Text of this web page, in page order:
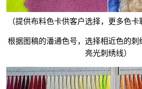
（提供布料色卡供客户选择，更多色卡
根据图稿的潘通色号，选择相近色的刺
亮光刺绣线）